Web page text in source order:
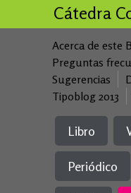
Cátedra
Acerca de este
Preguntas
Sugerencias
Tipoblog 2013
Libro
Periódico